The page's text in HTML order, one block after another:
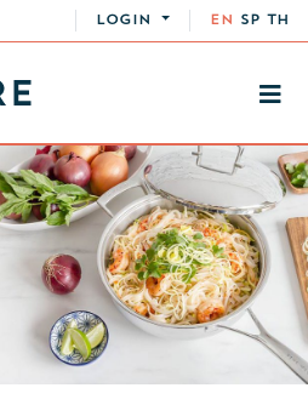
LOGIN EN SP TH